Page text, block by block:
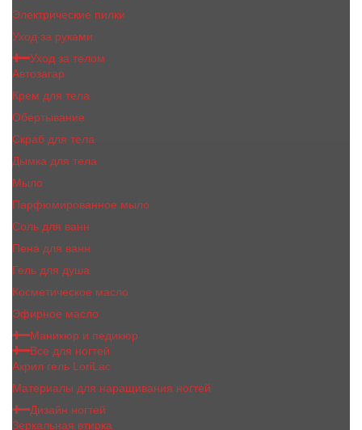
Электрические пилки
Уход за руками
Уход за телом
Автозагар
Крем для тела
Обертывание
Скраб для тела
Дымка для тела
Мыло
Парфюмированное мыло
Соль для ванн
Пена для ванн
Гель для душа
Косметическое масло
Эфирное масло
Маникюр и педикюр
Все для ногтей
Акрил гель LoriLac
Материалы для наращивания ногтей
Дизайн ногтей
Зеркальная втирка